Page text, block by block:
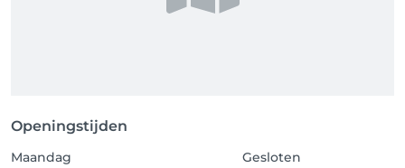
Openingstijden
Maandag
Gesloten